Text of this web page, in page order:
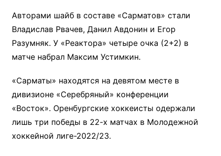
Авторами шайб в составе «Сарматов» стали
Владислав Рвачев, Данил Авдонин и Егор
Разумняк. У «Реактора» четыре очка (2+2) в
матче набрал Максим Устимкин.
«Сарматы» находятся на девятом месте в
дивизионе «Серебряный» конференции
«Восток». Оренбургские хоккеисты одержали
лишь три победы в 22-х матчах в Молодежной
хоккейной лиге-2022/23.